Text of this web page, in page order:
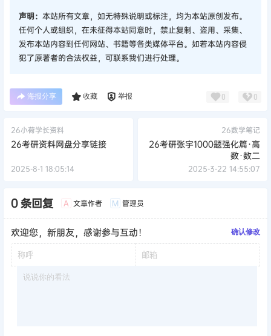
声明： 本站所有文章，如无特殊说明或标注，均为本站原创发布。
任何个人或组织，在未征得本站同意时，禁止复制、盗用、采集、
发布本站内容到任何网站、书籍等各类媒体平台。如若本站内容侵
犯了原著者的合法权益，可联系我们进行处理。
海报分享 收藏 举报 0 0
26小荷学长资料
26考研资料网盘分享链接
2025-8-1 18:05:14
26数学笔记
26考研张宇1000题强化篇·高
数·数二
2025-3-22 14:55:07
0 条回复 A 文章作者 M 管理员
欢迎您，新朋友，感谢参与互动！ 确认修改